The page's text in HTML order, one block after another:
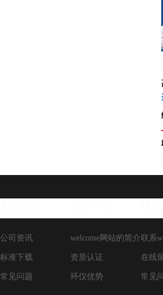
公司资讯
标准下载
常见问题
welcome网站的简介
资质认证
环仪优势
联系
在线
常见